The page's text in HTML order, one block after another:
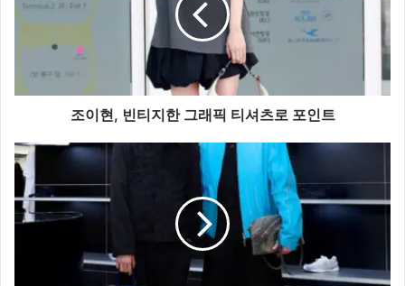
티
래
셔
츠
로
포
인
조이현, 빈티지한 그래픽 티셔츠로 포인트
아
더
에
러
한